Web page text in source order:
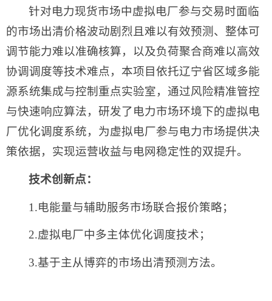
针对电力现货市场中虚拟电厂参与交易时面临
的市场出清价格波动剧烈且难以有效预测、整体可
调节能力难以准确核算，以及负荷聚合商难以高效
协调调度等技术难点，本项目依托辽宁省区域多能
源系统集成与控制重点实验室，通过风险精准管控
与快速响应算法，研发了电力市场环境下的虚拟电
厂优化调度系统，为虚拟电厂参与电力市场提供决
策依据，实现运营收益与电网稳定性的双提升。
技术创新点：
1.电能量与辅助服务市场联合报价策略；
2.虚拟电厂中多主体优化调度技术；
3.基于主从博弈的市场出清预测方法。